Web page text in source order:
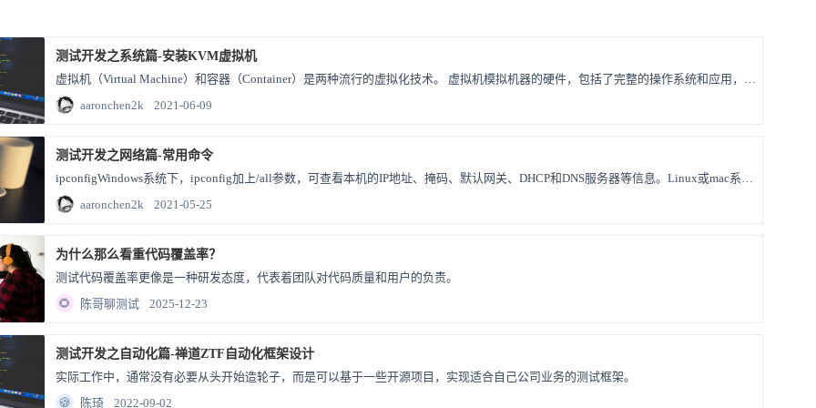
测试开发之系统篇-安装KVM虚拟机
虚拟机（Virtual Machine）和容器（Container）是两种流行的虚拟化技术。 虚拟机模拟机器的硬件，包括了完整的操作系统和应用，它一旦被开启，预分配给它的资源将全部被占用。容器是运行在宿主机上的一个进程，多个容器之间使用同一个宿主机的操作系统内核。容器相对于虚拟机启动更快、占用资源更少，但隔离和安全性要弱于虚拟机。 测试人员为了准备不同的测试环境，往往使用可视化的VMW...
aaronchen2k
2021-06-09
测试开发之网络篇-常用命令
ipconfigWindows系统下，ipconfig加上/all参数，可查看本机的IP地址、掩码、默认网关、DHCP和DNS服务器等信息。Linux或mac系统下，请使用ifconfig命令代替。 C:\Users\admin>ipconfig /all Windows IP Configuration Ethernet adapter Ethernet0: ...
aaronchen2k
2021-05-25
为什么那么看重代码覆盖率？
测试代码覆盖率更像是一种研发态度，代表着团队对代码质量和用户的负责。
🌻
陈哥聊测试 2025-12-23
测试开发之自动化篇-禅道ZTF自动化框架设计
实际工作中，通常没有必要从头开始造轮子，而是可以基于一些开源项目，实现适合自己公司业务的测试框架。
🍪
陈琦 2022-09-02